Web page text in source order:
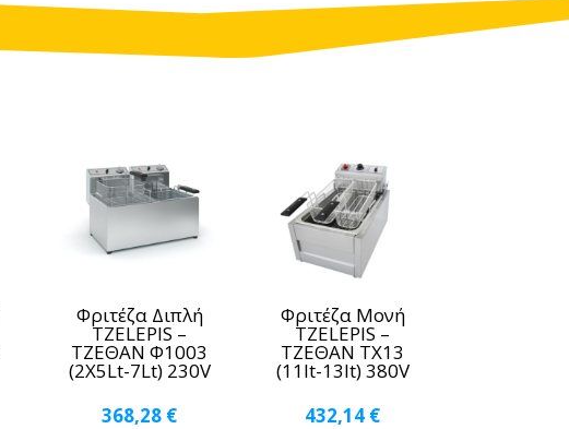
Φριτέζα Διπλή
TZELEPIS –
ΤΖΕΘΑΝ Φ1003
(2Χ5Lt-7Lt) 230V
368,28 €
Φριτέζα Μονή
TZELEPIS –
ΤΖΕΘΑΝ TX13
(11lt-13lt) 380V
432,14 €